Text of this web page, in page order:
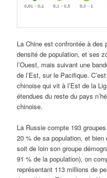
La Chine est confrontée à
densité de population, et ses
l’Ouest, mais suivant une
de l’Est, sur le Pacifique.
chinoise qui vit à l’Est de la
étendues du reste du pays
chinoise.
La Russie compte 193
20 % de sa population, et bien
soit de loin son groupe
91 % de la population), on
représentant 113 millions de